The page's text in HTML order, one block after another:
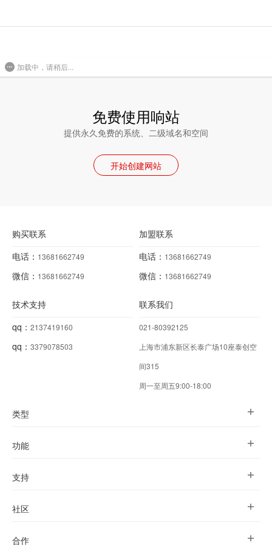
免费使用响站
提供永久免费的系统、二级域名和空间
开始创建网站
购买联系
电话： 13681662749
微信： 13681662749
加盟联系
电话： 13681662749
微信： 13681662749
技术支持
qq： 2137419160
qq： 3379078503
联系我们
021-80392125
上海市浦东新区长泰广场10座泰创空
间315
周一至周五9:00-18:00
类型
功能
支持
社区
合作
加载中，请稍后...